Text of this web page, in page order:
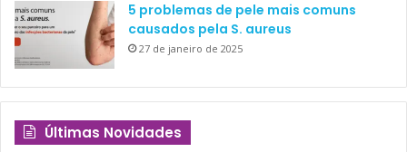
5 problemas de pele mais comuns
causados pela S. aureus
27 de janeiro de 2025
Últimas Novidades